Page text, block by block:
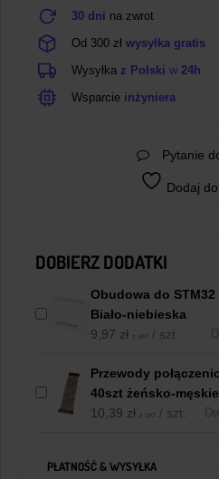
30 dni na zwrot
Od 300 zł wysyłka gratis
Wysyłka z Polski w 24h
Wsparcie inżyniera
Pytanie
Dodaj
DOBIERZ DODATKI
Obudowa do
Biało-niebieska
9,97 zł z VAT / szt.
Przewody
40szt żeńsko-męskie
10,39 zł z VAT / szt.
PŁATNOŚĆ & WYSYŁKA